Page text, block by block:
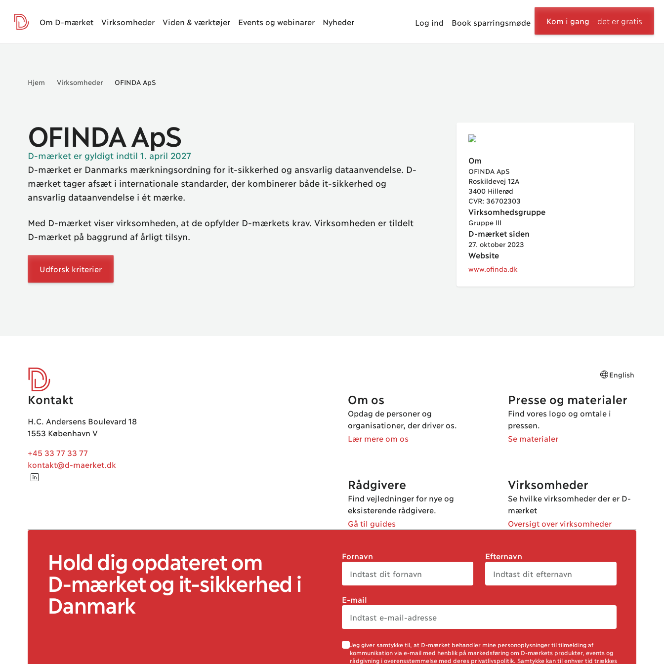
D-mærket
da
Om D-mærket Virksomheder Viden & værktøjer Events og webinarer Nyheder Log ind Book sparringsmøde Kom i gang - det er gratis
Hjem Virksomheder OFINDA ApS
Om
OFINDA ApS
Roskildevej 12A
3400 Hillerød
CVR: 36702303
Virksomhedsgruppe
Gruppe III
D-mærket siden
27. oktober 2023
Website
www.ofinda.dk
OFINDA ApS
D-mærket er gyldigt indtil 1. april 2027
D-mærket er Danmarks mærkningsordning for it-sikkerhed og ansvarlig dataanvendelse. D-
mærket tager afsæt i internationale standarder, der kombinerer både it-sikkerhed og
ansvarlig dataanvendelse i ét mærke.
Med D-mærket viser virksomheden, at de opfylder D-mærkets krav. Virksomheden er tildelt
D-mærket på baggrund af årligt tilsyn.
Udforsk kriterier
D-mærket
English
Kontakt
H.C. Andersens Boulevard 18
1553 København V
+45 33 77 33 77
kontakt@d-maerket.dk
Om os
Opdag de personer og
organisationer, der driver os.
Lær mere om os
Presse og materialer
Find vores logo og omtale i
pressen.
Se materialer
Rådgivere
Find vejledninger for nye og
eksisterende rådgivere.
Gå til guides
Virksomheder
Se hvilke virksomheder der er D-
mærket
Oversigt over virksomheder
Hold dig opdateret om
D-mærketog it-sikkerhedi
Danmark
Fornavn Efternavn
E-mail
newsletter permission
Jeg giver samtykke til, at D-mærket behandler mine personoplysninger til tilmelding af
kommunikation via e-mail med henblik på markedsføring om D-mærkets produkter, events og
rådgivning i overensstemmelse med deres privatlivspolitik. Samtykke kan til enhver tid trækkes